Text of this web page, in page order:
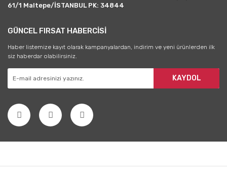
61/1 Maltepe/İSTANBUL PK: 34844
GÜNCEL FIRSAT HABERCİSİ
Haber listemize kayıt olarak kampanyalardan, indirim ve yeni ürünlerden ilk
siz haberdar olabilirsiniz.
KAYDOL